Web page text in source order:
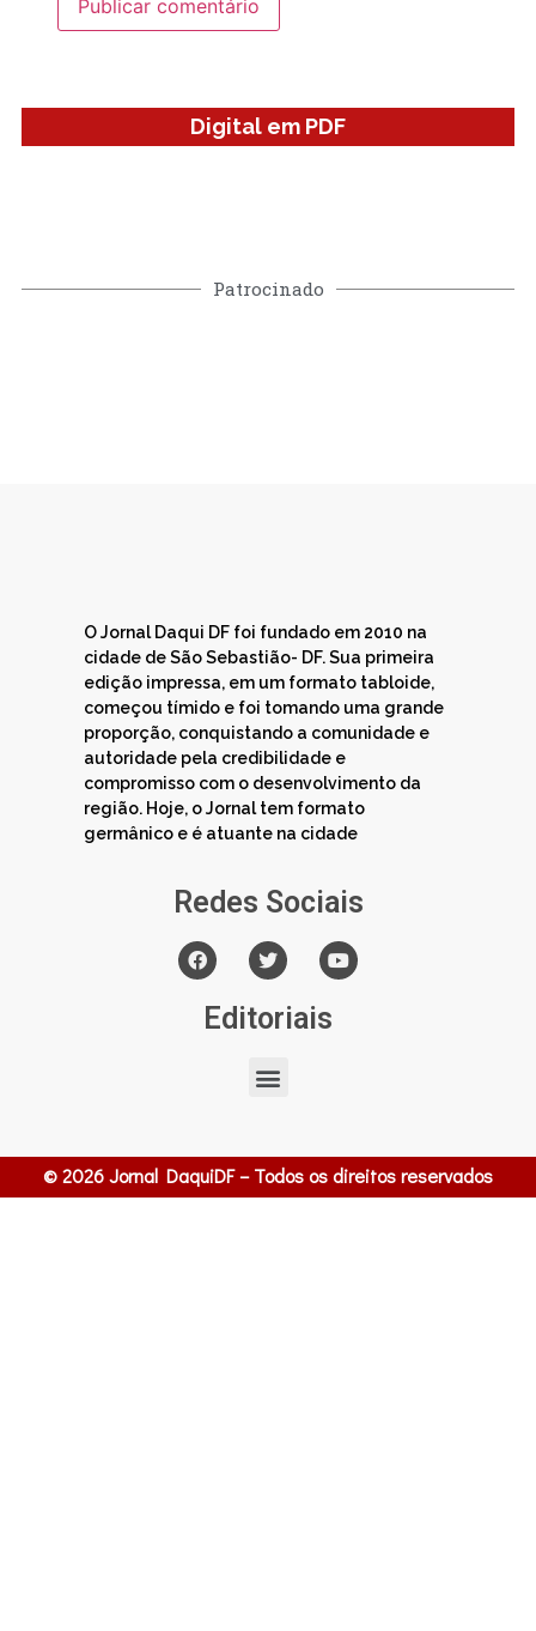
Digital em PDF
Patrocinado
O Jornal Daqui DF foi fundado em 2010 na
cidade de São Sebastião- DF. Sua primeira
edição impressa, em um formato tabloide,
começou tímido e foi tomando uma grande
proporção, conquistando a comunidade e
autoridade pela credibilidade e
compromisso com o desenvolvimento da
região. Hoje, o Jornal tem formato
germânico e é atuante na cidade
Redes Sociais
Editoriais
© 2026 Jornal DaquiDF – Todos os direitos reservados